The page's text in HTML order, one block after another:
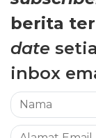
berita
date
inbox